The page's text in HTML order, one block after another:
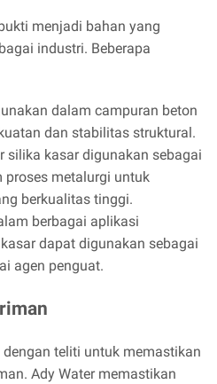
menjadi bahan yang
industri. Beberapa
dalam campuran beton
dan stabilitas struktural.
silika kasar digunakan sebagai
metalurgi untuk
berkualitas tinggi.
berbagai aplikasi
dapat digunakan sebagai
agen penguat.
teliti untuk memastikan
Ady Water memastikan